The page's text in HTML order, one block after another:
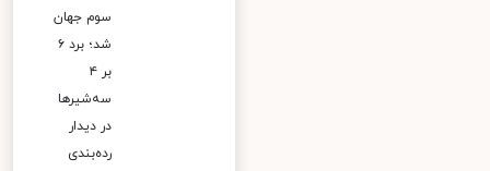
سوم جهان
شد؛ برد ۶
بر ۴
سه‌شیرها
در دیدار
رده‌بندی